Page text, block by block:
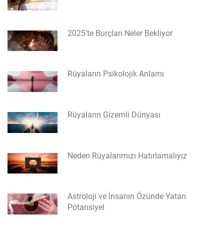
2025'te Burçları Neler Bekliyor
Rüyaların Psikolojik Anlamı
Rüyaların Gizemli Dünyası
Neden Rüyalarımızı Hatırlamalıyız
Astroloji ve İnsanın Özünde Yatan
Potansiyel